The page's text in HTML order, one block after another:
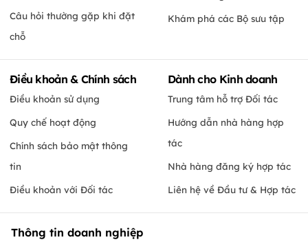
Câu hỏi thường gặp khi đặt
chỗ
Khám phá các Bộ sưu tập
Điều khoản & Chính sách
Điều khoản sử dụng
Quy chế hoạt động
Chính sách bảo mật thông
tin
Điều khoản với Đối tác
Dành cho Kinh doanh
Trung tâm hỗ trợ Đối tác
Hướng dẫn nhà hàng hợp
tác
Nhà hàng đăng ký hợp tác
Liên hệ về Đầu tư & Hợp tác
Thông tin doanh nghiệp